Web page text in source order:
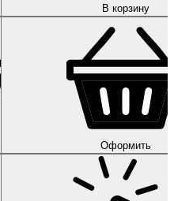
В корзину
Оформить